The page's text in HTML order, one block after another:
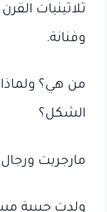
ثلاثينيات
وفنانة.
من هي؟
الشكل؟
مارجريت ورجال